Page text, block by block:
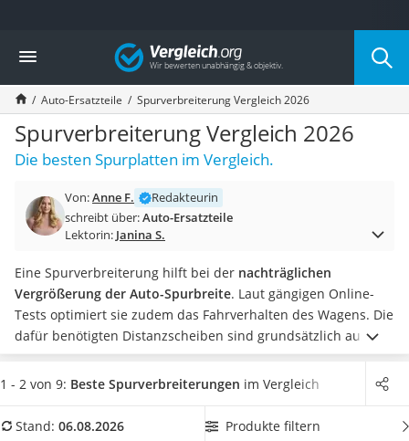
Die beliebtesten Vergleiche nach Kategorie
Auto & Motor
Fahrradträger-Anhängerkupplung (4 Fahrräder)
Fahrradträger
Fahrradträger (Anhängerkupplung)
Fahrradträger 3 Fahrräder
Benzinkanister (20 l)
Fahrradträger E-Bike
Benzinkanister
Wagenheber 3t
AGM-Batterie Wohnmobil
Thule-Fahrradträger
FM-Transmitter
Sommerreifen 205/55 R16
Autobatterie-Ladegerät
Starthilfe mit Kompressor
Alkoholtester
Vergleich
Auto-Ersatzteile Spurverbreiterung Vergleich 2026
Spurverbreiterung Vergleich 2026
Die besten Spurplatten im Vergleich.
Von:Anne F.
Redakteurin
schreibt über:Auto-Ersatzteile
Lektorin: Janina S.
Eine Spurverbreiterung hilft bei der nachträglichen
Vergrößerung der Auto-Spurbreite. Laut gängigen Online-
Tests optimiert sie zudem das Fahrverhalten des Wagens. Die
dafür benötigten Distanzscheiben sind grundsätzlich aus
Aluminium gefertigt und somit leicht, aber robust. Die
Verbreiterungen werden mitRadmutter und Schraube
Lieferumfang befinden.
Wählen Sie jetzt aus unserer
1 - 2 von 9: Beste Spurverbreiterungen im Vergleich
Stand: 06.08.2026 Produkte filtern